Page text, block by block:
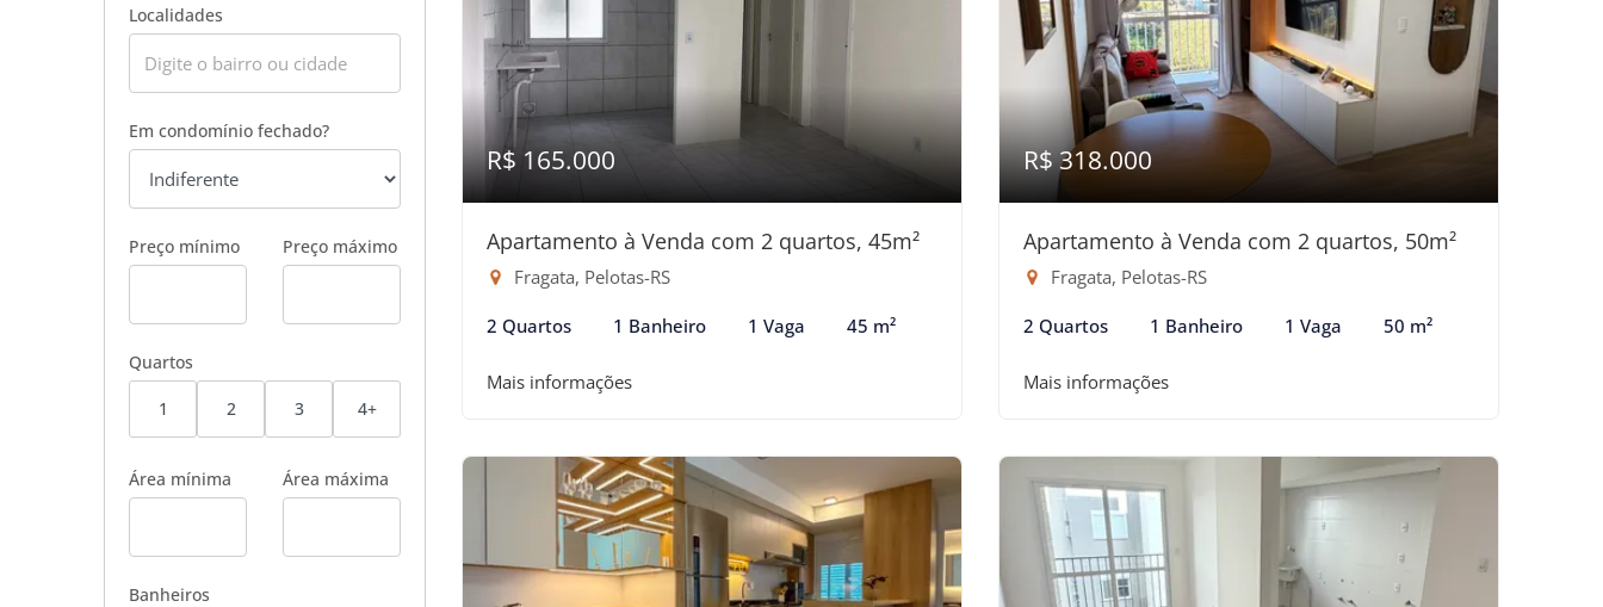
Localidades
Em condomínio fechado?
Preço mínimo Preço máximo
Quartos
1 2 3 4+
Área mínima Área máxima
Banheiros
R$ 165.000
Apartamento à Venda com 2 quartos, 45m²
Fragata, Pelotas-RS
2 Quartos 1 Banheiro 1 Vaga 45 m²
Mais informações
R$ 318.000
Apartamento à Venda com 2 quartos, 50m²
Fragata, Pelotas-RS
2 Quartos 1 Banheiro 1 Vaga 50 m²
Mais informações